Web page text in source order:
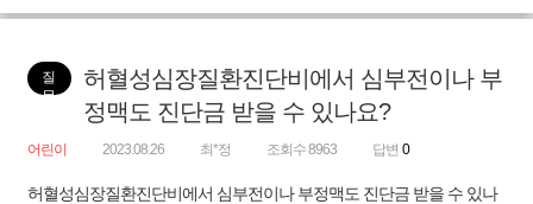
질
문
허혈성심장질환진단비에서 심부전이나 부
정맥도 진단금 받을 수 있나요?
어린이 2023.08.26 최*정 조회수 8963 답변 0
허혈성심장질환진단비에서 심부전이나 부정맥도 진단금 받을 수 있나